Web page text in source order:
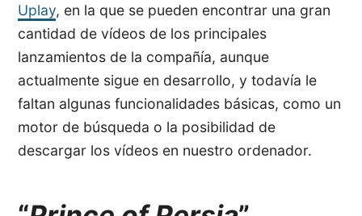
Uplay, en la que se pueden encontrar una gran
cantidad de vídeos de los principales
lanzamientos de la compañía, aunque
actualmente sigue en desarrollo, y todavía le
faltan algunas funcionalidades básicas, como un
motor de búsqueda o la posibilidad de
descargar los vídeos en nuestro ordenador.